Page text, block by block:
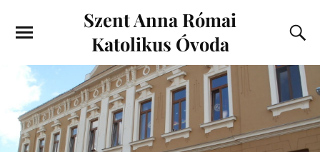
Szent Anna Római
Katolikus Óvoda